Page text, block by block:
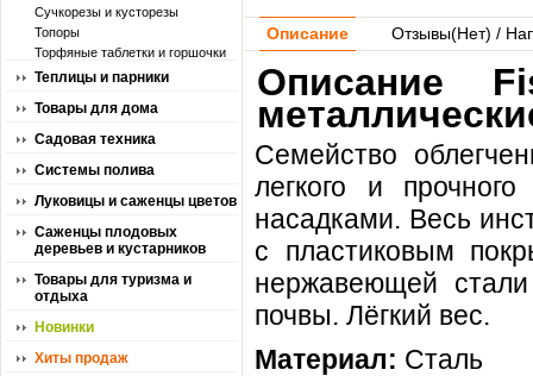
Сучкорезы и кусторезы
Топоры
Торфяные таблетки и горшочки
Теплицы и парники
Товары для дома
Садовая техника
Системы полива
Луковицы и саженцы цветов
Саженцы плодовых
деревьев и кустарников
Товары для туризма и
отдыха
Новинки
Хиты продаж
Описание Отзывы(Нет) /
Описание
Семейство
легкого и
насадками. Весь
с пластиковым
нержавеющей
почвы. Лёгкий вес.
Материал: Сталь